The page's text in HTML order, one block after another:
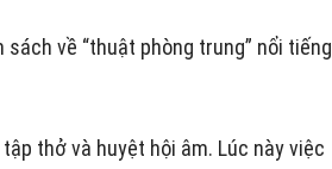
về “thuật phòng trung” nổi tiếng
thở và huyệt hội âm. Lúc này việc